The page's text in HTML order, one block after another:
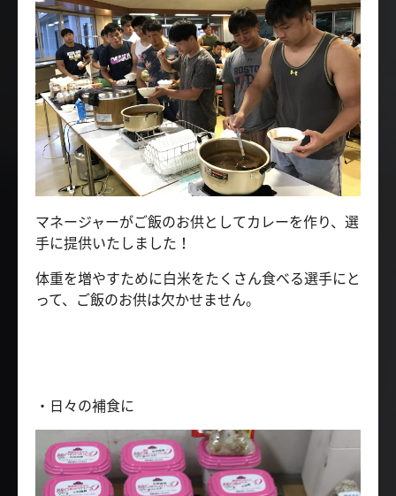
マネージャーがご飯のお供としてカレーを作り、選
手に提供いたしました！
体重を増やすために白米をたくさん食べる選手にと
って、ご飯のお供は欠かせません。
・日々の補食に